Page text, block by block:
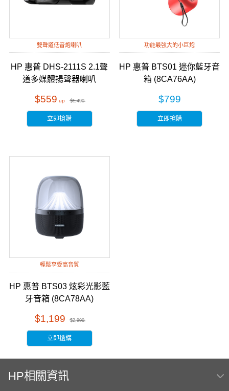
雙聲道低音炮喇叭
HP 惠普 DHS-2111S 2.1聲
道多媒體揚聲器喇叭
$559 $1,490
立即搶購
功能最強大的小巨炮
HP 惠普 BTS01 迷你藍牙音
箱 (8CA76AA)
$799
立即搶購
輕鬆享受高音質
HP 惠普 BTS03 炫彩光影藍
牙音箱 (8CA78AA)
$1,199 $2,990
立即搶購
HP相關資訊